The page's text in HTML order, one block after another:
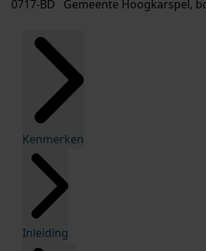
0717-BD Gemeente Hoogkarspel,
Kenmerken
Inleiding